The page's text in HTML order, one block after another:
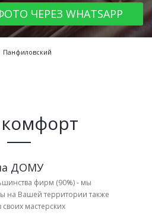
ЧЕРЕЗ WHATSAPP
Панфиловский
ДОМУ
фирм (90%) - мы
на Вашей территории также
своих мастерских